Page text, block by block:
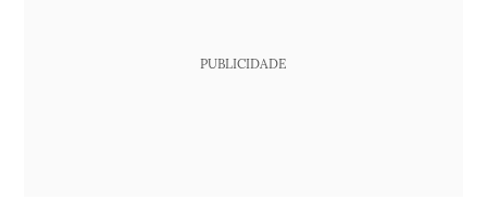
PUBLICIDADE